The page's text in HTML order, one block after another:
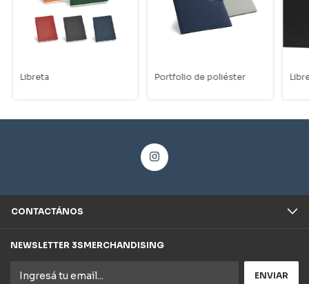
Libreta Portfolio de poliéster
CONTACTÁNOS
NEWSLETTER 3SMERCHANDISING